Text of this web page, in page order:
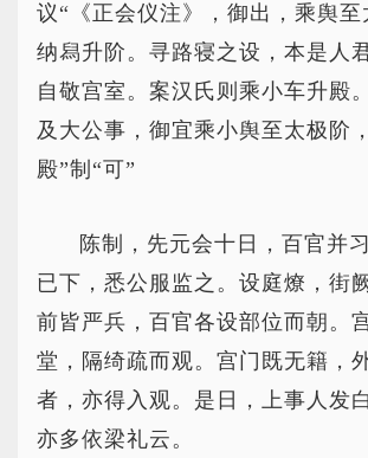
议“《正会仪注》，御出，乘舆至
纳舄升阶。寻路寝之设，本是人
自敬宫室。案汉氏则乘小车升殿
及大公事，御宜乘小舆至太极阶
殿”制“可”
陈制，先元会十日，百官并
已下，悉公服监之。设庭燎，街
前皆严兵，百官各设部位而朝。
堂，隔绮疏而观。宫门既无籍，
者，亦得入观。是日，上事人发
亦多依梁礼云。